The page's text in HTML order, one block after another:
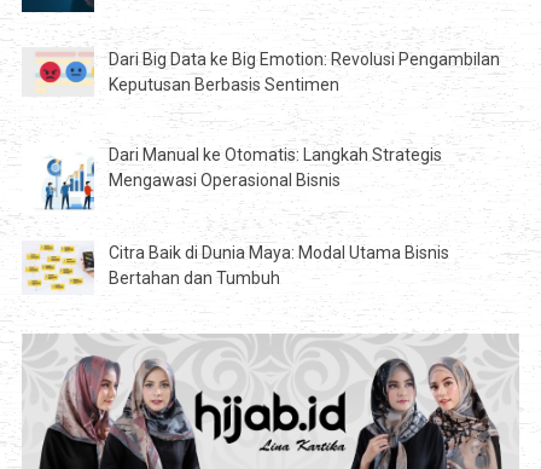
Dari Big Data ke Big Emotion: Revolusi Pengambilan
Keputusan Berbasis Sentimen
Dari Manual ke Otomatis: Langkah Strategis
Mengawasi Operasional Bisnis
Citra Baik di Dunia Maya: Modal Utama Bisnis
Bertahan dan Tumbuh